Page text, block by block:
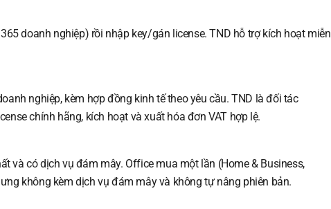
doanh nghiệp) rồi nhập key/gán license. TND hỗ trợ kích hoạt miễn
nghiệp, kèm hợp đồng kinh tế theo yêu cầu. TND là đối tác
chính hãng, kích hoạt và xuất hóa đơn VAT hợp lệ.
và có dịch vụ đám mây. Office mua một lần (Home & Business,
không kèm dịch vụ đám mây và không tự nâng phiên bản.